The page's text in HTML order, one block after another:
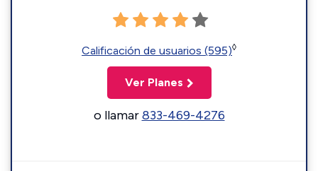
Calificación de usuarios (595)◊
Ver Planes
o llamar833-469-4276